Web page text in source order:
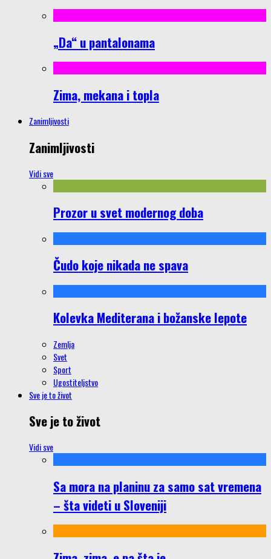
„Da“ u pantalonama
Zima, mekana i topla
Zanimljivosti
Zanimljivosti
Vidi sve
Prozor u svet modernog doba
Čudo koje nikada ne spava
Kolevka Mediterana i božanske lepote
Zemlja
Svet
Sport
Ugostiteljstvo
Sve je to život
Sve je to život
Vidi sve
Sa mora na planinu za samo sat vremena
– šta videti u Sloveniji